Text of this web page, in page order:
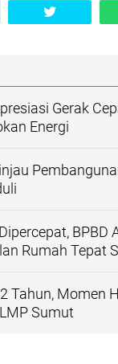
Gerak
Energi
BPBD
Rumah Tepat
Tahun, Momen
Sumut